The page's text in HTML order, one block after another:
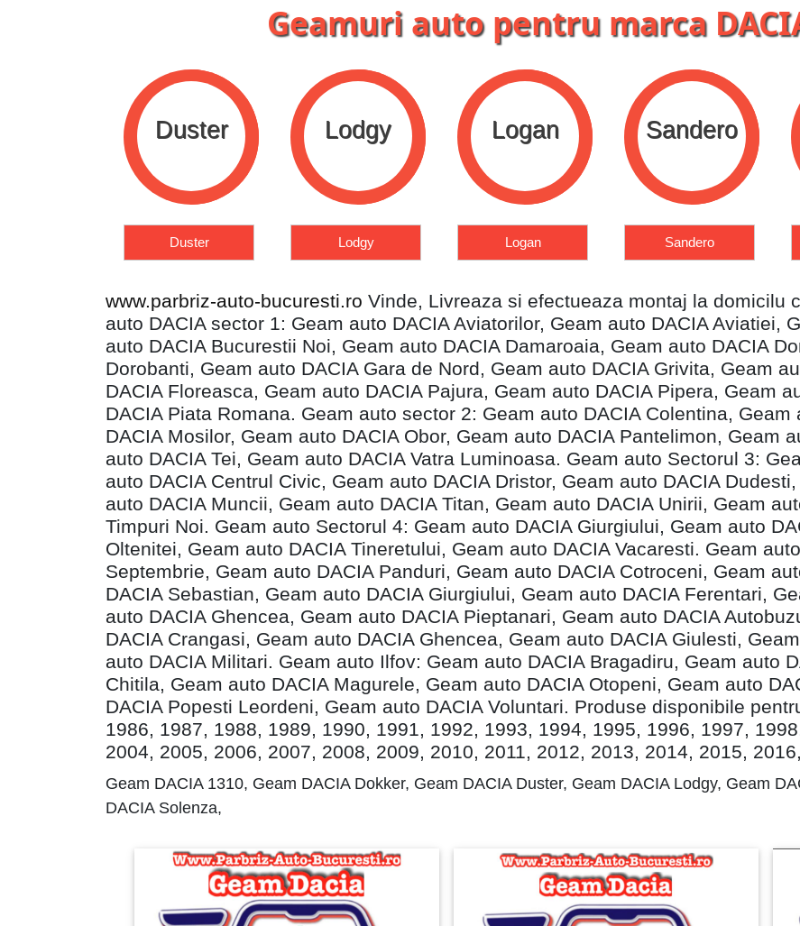
Geamuri auto pentru marca
Lodgy
Lodgy
Logan
Logan
Sandero
Sandero
Solenza
Solenza
www.parbriz-auto-bucuresti.ro Vinde, Livreaza si efectueaza montaj la domicilu
auto DACIA sector 1: Geam auto DACIA Aviatorilor, Geam auto DACIA Aviatiei,
auto DACIA Bucurestii Noi, Geam auto DACIA Damaroaia, Geam auto DACIA
Dorobanti, Geam auto DACIA Gara de Nord, Geam auto DACIA Grivita, Geam
DACIA Floreasca, Geam auto DACIA Pajura, Geam auto DACIA Pipera, Geam
DACIA Piata Romana. Geam auto sector 2: Geam auto DACIA Colentina,
DACIA Mosilor, Geam auto DACIA Obor, Geam auto DACIA Pantelimon, Geam
auto DACIA Tei, Geam auto DACIA Vatra Luminoasa. Geam auto Sectorul 3:
auto DACIA Centrul Civic, Geam auto DACIA Dristor, Geam auto DACIA
auto DACIA Muncii, Geam auto DACIA Titan, Geam auto DACIA Unirii, Geam
Timpuri Noi. Geam auto Sectorul 4: Geam auto DACIA Giurgiului, Geam auto
Oltenitei, Geam auto DACIA Tineretului, Geam auto DACIA Vacaresti. Geam
Septembrie, Geam auto DACIA Panduri, Geam auto DACIA Cotroceni, Geam
DACIA Sebastian, Geam auto DACIA Giurgiului, Geam auto DACIA Ferentari,
auto DACIA Ghencea, Geam auto DACIA Pieptanari, Geam auto DACIA
DACIA Crangasi, Geam auto DACIA Ghencea, Geam auto DACIA Giulesti,
auto DACIA Militari. Geam auto Ilfov: Geam auto DACIA Bragadiru, Geam auto
Chitila, Geam auto DACIA Magurele, Geam auto DACIA Otopeni, Geam auto
DACIA Popesti Leordeni, Geam auto DACIA Voluntari. Produse disponibile
1986, 1987, 1988, 1989, 1990, 1991, 1992, 1993, 1994, 1995, 1996, 1997,
2004, 2005, 2006, 2007, 2008, 2009, 2010, 2011, 2012, 2013, 2014, 2015,
Geam DACIA 1310, Geam DACIA Dokker, Geam DACIA Duster, Geam DACIA Lodgy, Geam
DACIA Solenza,